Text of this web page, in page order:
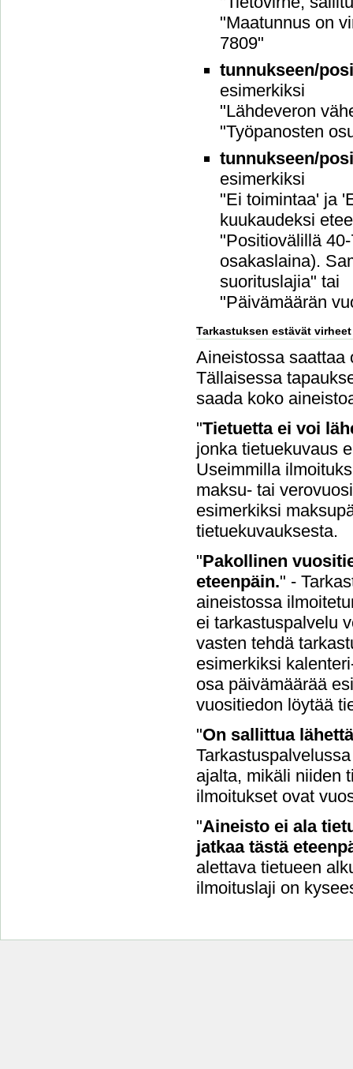
"Maatunnus on
7809"
tunnukseen/
esimerkiksi
"Lähdeveron
"Työpanosten
tunnukseen/
esimerkiksi
"Ei toimintaa' ja
kuukaudeksi
"Positiovälillä
osakaslaina).
suorituslajia" tai
"Päivämäärän
Tarkastuksen estävät virheet
Aineistossa saattaa
Tällaisessa
saada koko
"Tietuetta ei voi
jonka tietuekuvaus
Useimmilla
maksu- tai
esimerkiksi
tietuekuvauksesta.
"Pakollinen
eteenpäin." -
aineistossa
ei tarkastuspalvelu
vasten tehdä
esimerkiksi
osa päivämäärää
vuositiedon löytää
"On sallittua
ajalta, mikäli niiden
ilmoitukset ovat
"Aineisto ei ala
jatkaa tästä
alettava tietueen
ilmoituslaji on